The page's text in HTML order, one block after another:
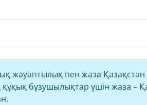
пен жаза Қазақстан
бұзушылықтар үшін жаза –